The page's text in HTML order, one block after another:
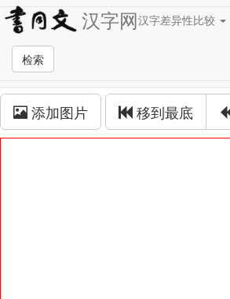
汉字网汉字差异性比较
检索
草书在线
添加图片 移到最底